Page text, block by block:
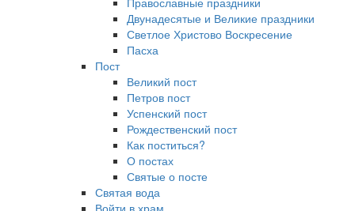
Двунадесятые и Великие праздники
Светлое Христово Воскресение
Пасха
Пост
Великий пост
Петров пост
Успенский пост
Рождественский пост
Как поститься?
О постах
Святые о посте
Святая вода
Войти в храм